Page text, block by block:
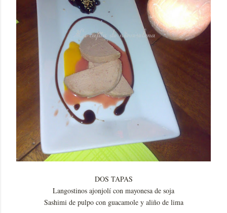
DOS TAPAS
Langostinos ajonjolí con mayonesa de soja
Sashimi de pulpo con guacamole y aliño de lima